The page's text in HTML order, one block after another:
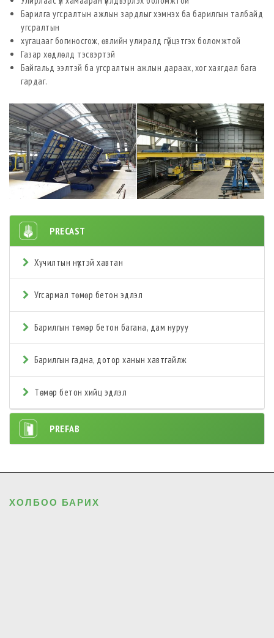
PRECAST
Хучилтын нүхтэй хавтан
Угсармал төмөр бетон эдлэл
Барилгын төмөр бетон багана, дам нуруу
Барилгын гадна, дотор ханын хавтгайлж
Төмөр бетон хийц эдлэл
PREFAB
Барилга угсралтын ажлын зардлыг хэмнэх ба барилгын талбайд
угсралтын
хугацааг богиносгож, өвлийн улиралд гүйцэтгэх боломжтой
Газар хөдлөлд тэсвэртэй
Байгальд ээлтэй ба угсралтын ажлын дараах, хог хаягдал бага
гардаг.
ХОЛБОО БАРИХ